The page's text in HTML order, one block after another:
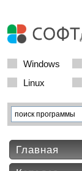
Windows
Linux
Главная